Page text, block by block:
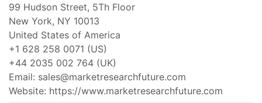
99 Hudson Street, 5Th Floor
New York, NY 10013
United States of America
+1 628 258 0071 (US)
+44 2035 002 764 (UK)
Email: sales@marketresearchfuture.com
Website: https://www.marketresearchfuture.com